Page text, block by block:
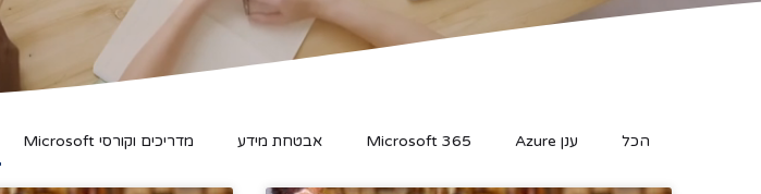
הכל ענן Azure Microsoft 365 אבטחת מידע מדריכים וקורסי Microsoft